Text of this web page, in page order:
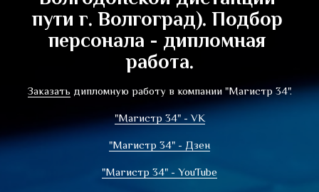
пути г. Волгоград). Подбор
персонала - дипломная
работа.
Заказать дипломную работу в компании "Магистр 34".
"Магистр 34" - VK
"Магистр 34" - Дзен
"Магистр 34" - YouTube